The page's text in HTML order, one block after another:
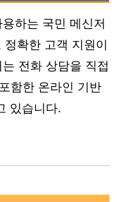
하는 국민 메신저
확한 고객 지원이
전화 상담을 직접
함한 온라인 기반
있습니다.